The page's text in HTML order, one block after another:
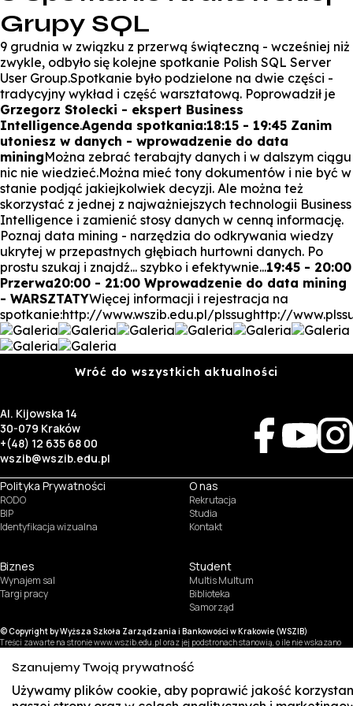
Grupy SQL
9 grudnia w związku z przerwą świąteczną - wcześniej niż
zwykle, odbyło się kolejne spotkanie Polish SQL Server
User Group.Spotkanie było podzielone na dwie części -
tradycyjny wykład i część warsztatową. Poprowadził je
Grzegorz Stolecki - ekspert Business
Intelligence.Agenda spotkania:18:15 - 19:45 Zanim
utoniesz w danych - wprowadzenie do data
miningMożna zebrać terabajty danych i w dalszym ciągu
nic nie wiedzieć.Można mieć tony dokumentów i nie być w
stanie podjąć jakiejkolwiek decyzji. Ale można też
skorzystać z jednej z najważniejszych technologii Business
Intelligence i zamienić stosy danych w cenną informację.
Poznaj data mining - narzędzia do odkrywania wiedzy
ukrytej w przepastnych głębiach hurtowni danych. Po
prostu szukaj i znajdź... szybko i efektywnie...19:45 - 20:00
Przerwa20:00 - 21:00 Wprowadzenie do data mining
- WARSZTATYWięcej informacji i rejestracja na
spotkanie:http://www.wszib.edu.pl/plssughttp://
Wróć do wszystkich aktualności
Al. Kijowska 14
30-079 Kraków
+(48) 12 635 68 00
wszib@wszib.edu.pl
Polityka Prywatności
RODO
BIP
Identyfikacja wizualna
O nas
Rekrutacja
Studia
Kontakt
Biznes
Wynajem sal
Targi pracy
Student
Multis Multum
Biblioteka
Samorząd
© Copyright by Wyższa Szkoła Zarządzania i Bankowości w Krakowie (WSZIB)
Treści zawarte na stronie www.wszib.edu.pl oraz jej podstronach stanowią, o ile nie wskazano
przysługują WSZIB. Bez uprzedniej zgody WSZIB zabrania się w stosunku do tych treści oraz ich
części: kopiowania, reprodukowania, modyfikowania, dystrybuowania, publikowania,
wyświetlania, utrwalania oraz wykorzystywania w jakiejkolwiek innej formie. Ograniczenia
powyższe nie dotyczą dozwolonego użytku osobistego.
Szanujemy Twoją prywatność
Używamy plików cookie, aby poprawić jakość